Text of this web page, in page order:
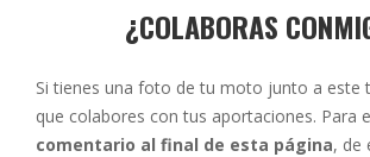
¿COLABORAS
Si tienes una foto de tu moto junto a este
que colabores con tus aportaciones. Para
comentario al final de esta página, de